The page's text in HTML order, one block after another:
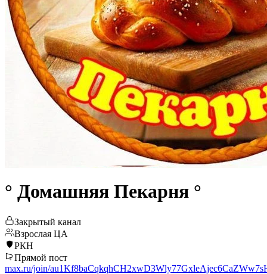
° Домашняя Пекарня °
Закрытый канал
Взрослая ЦА
РКН
Прямой пост
max.ru/join/